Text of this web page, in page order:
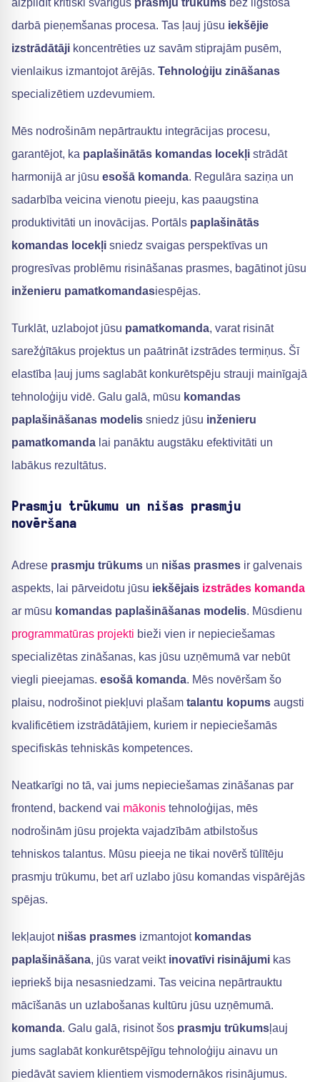
aizpildīt kritiski svarīgus prasmju trūkums bez ilgstoša
darbā pieņemšanas procesa. Tas ļauj jūsu iekšējie
izstrādātāji koncentrēties uz savām stiprajām pusēm,
vienlaikus izmantojot ārējās. Tehnoloģiju zināšanas
specializētiem uzdevumiem.
Mēs nodrošinām nepārtrauktu integrācijas procesu,
garantējot, ka paplašinātās komandas locekļi strādāt
harmonijā ar jūsu esošā komanda. Regulāra saziņa un
sadarbība veicina vienotu pieeju, kas paaugstina
produktivitāti un inovācijas. Portāls paplašinātās
komandas locekļi sniedz svaigas perspektīvas un
progresīvas problēmu risināšanas prasmes, bagātinot jūsu
inženieru pamatkomandasiespējas.
Turklāt, uzlabojot jūsu pamatkomanda, varat risināt
sarežģītākus projektus un paātrināt izstrādes termiņus. Šī
elastība ļauj jums saglabāt konkurētspēju strauji mainīgajā
tehnoloģiju vidē. Galu galā, mūsu komandas
paplašināšanas modelis sniedz jūsu inženieru
pamatkomanda lai panāktu augstāku efektivitāti un
labākus rezultātus.
Prasmju trūkumu un nišas prasmju
novēršana
Adrese prasmju trūkums un nišas prasmes ir galvenais
aspekts, lai pārveidotu jūsu iekšējais izstrādes komanda
ar mūsu komandas paplašināšanas modelis. Mūsdienu
programmatūras projekti bieži vien ir nepieciešamas
specializētas zināšanas, kas jūsu uzņēmumā var nebūt
viegli pieejamas. esošā komanda. Mēs novēršam šo
plaisu, nodrošinot piekļuvi plašam talantu kopums augsti
kvalificētiem izstrādātājiem, kuriem ir nepieciešamās
specifiskās tehniskās kompetences.
Neatkarīgi no tā, vai jums nepieciešamas zināšanas par
frontend, backend vai mākonis tehnoloģijas, mēs
nodrošinām jūsu projekta vajadzībām atbilstošus
tehniskos talantus. Mūsu pieeja ne tikai novērš tūlītēju
prasmju trūkumu, bet arī uzlabo jūsu komandas vispārējās
spējas.
Iekļaujot nišas prasmes izmantojot komandas
paplašināšana, jūs varat veikt inovatīvi risinājumi kas
iepriekš bija nesasniedzami. Tas veicina nepārtrauktu
mācīšanās un uzlabošanas kultūru jūsu uzņēmumā.
komanda. Galu galā, risinot šos prasmju trūkums ļauj
jums saglabāt konkurētspējīgu tehnoloģiju ainavu un
piedāvāt saviem klientiem vismodernākos risinājumus.